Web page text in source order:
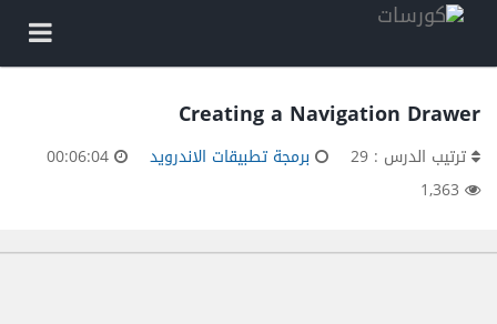
Creating a Navigation Drawer
ترتيب الدرس : 29 برمجة تطبيقات الاندرويد